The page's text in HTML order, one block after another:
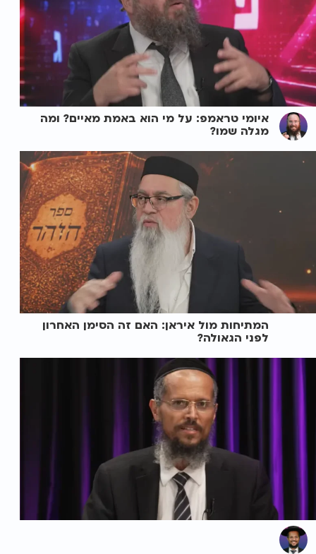
איומי טראמפ: על מי הוא באמת מאיים? ומה
מגלה שמו?
המתיחות מול איראן: האם זה הסימן האחרון
לפני הגאולה?